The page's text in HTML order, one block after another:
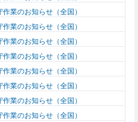
業のお知らせ（全国）
業のお知らせ（全国）
業のお知らせ（全国）
業のお知らせ（全国）
業のお知らせ（全国）
業のお知らせ（全国）
業のお知らせ（全国）
業のお知らせ（全国）